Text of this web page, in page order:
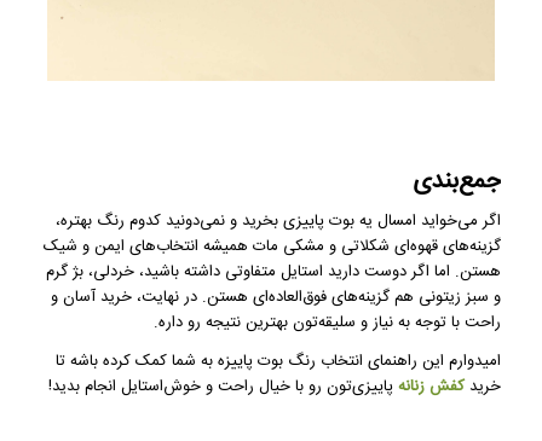
جمع‌بندی
اگر می‌خواید امسال یه بوت پاییزی بخرید و نمی‌دونید کدوم رنگ بهتره،
گزینه‌های قهوه‌ای شکلاتی و مشکی مات همیشه انتخاب‌های ایمن و شیک
هستن. اما اگر دوست دارید استایل متفاوتی داشته باشید، خردلی، بژ گرم
و سبز زیتونی هم گزینه‌های فوق‌العاده‌ای هستن. در نهایت، خرید آسان و
راحت با توجه به نیاز و سلیقه‌تون بهترین نتیجه رو داره.
امیدوارم این راهنمای انتخاب رنگ بوت پاییزه به شما کمک کرده باشه تا
خریدکفش زنانهپاییزی‌تون رو با خیال راحت و خوش‌استایل انجام بدید!